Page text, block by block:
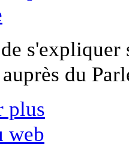
du
plus
web